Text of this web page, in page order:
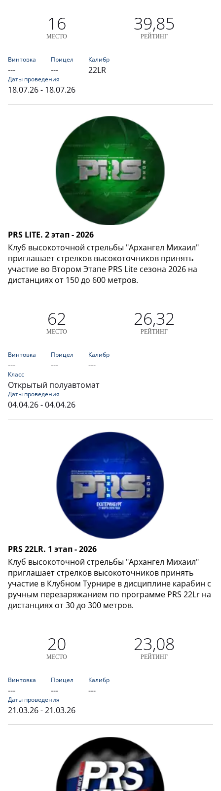
16
МЕСТО
39,85
РЕЙТИНГ
Винтовка
---
Прицел
---
Калибр
22LR
Даты проведения
18.07.26 - 18.07.26
PRS LITE. 2 этап - 2026
Клуб высокоточной стрельбы "Архангел Михаил"
приглашает стрелков высокоточников принять
участие во Втором Этапе PRS Lite сезона 2026 на
дистанциях от 150 до 600 метров.
62
МЕСТО
26,32
РЕЙТИНГ
Винтовка
---
Прицел
---
Калибр
---
Класс
Открытый полуавтомат
Даты проведения
04.04.26 - 04.04.26
PRS 22LR. 1 этап - 2026
Клуб высокоточной стрельбы "Архангел Михаил"
приглашает стрелков высокоточников принять
участие в Клубном Турнире в дисциплине карабин с
ручным перезаряжанием по программе PRS 22Lr на
дистанциях от 30 до 300 метров.
20
МЕСТО
23,08
РЕЙТИНГ
Винтовка
---
Прицел
---
Калибр
---
Даты проведения
21.03.26 - 21.03.26